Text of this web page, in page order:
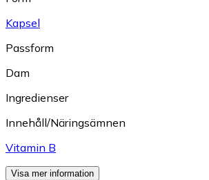
Kapsel
Passform
Dam
Ingredienser
Innehåll/Näringsämnen
Vitamin B
Visa mer information